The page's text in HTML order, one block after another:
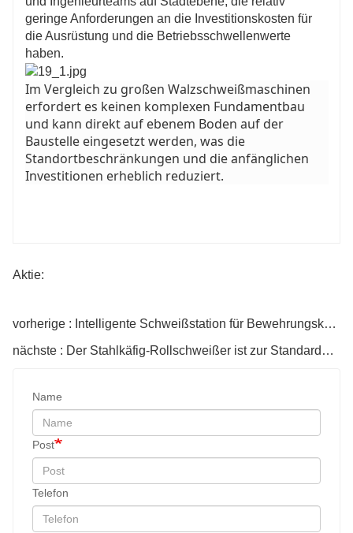
geringe Anforderungen an die Investitionskosten für
die Ausrüstung und die Betriebsschwellenwerte
haben.
Im Vergleich zu großen Walzschweißmaschinen
erfordert es keinen komplexen Fundamentbau
und kann direkt auf ebenem Boden auf der
Baustelle eingesetzt werden, was die
Standortbeschränkungen und die anfänglichen
Investitionen erheblich reduziert.
Aktie:
vorherige : Intelligente Schweißstation für Bewehrungskörbe
nächste : Der Stahlkäfig-Rollschweißer ist zur Standardausrüstung bei Hochgeschwindigkeits-Eisenbahnbrücken geworden
Name
Post
Telefon